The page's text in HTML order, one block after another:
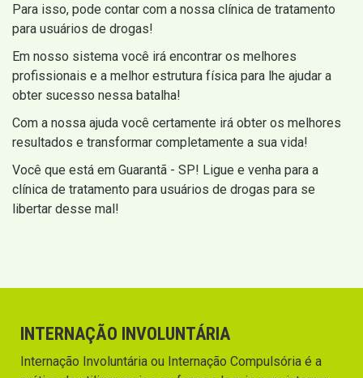
Para isso, pode contar com a nossa clínica de tratamento
para usuários de drogas!
Em nosso sistema você irá encontrar os melhores
profissionais e a melhor estrutura física para lhe ajudar a
obter sucesso nessa batalha!
Com a nossa ajuda você certamente irá obter os melhores
resultados e transformar completamente a sua vida!
Você que está em Guarantã - SP! Ligue e venha para a
clínica de tratamento para usuários de drogas para se
libertar desse mal!
INTERNAÇÃO INVOLUNTÁRIA
Internação Involuntária ou Internação Compulsória é a